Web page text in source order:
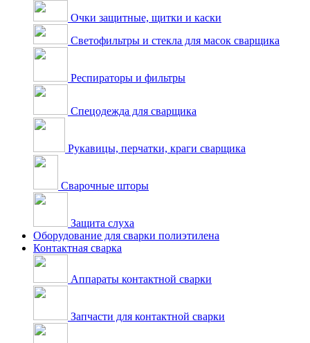
Очки защитные, щитки и каски
Светофильтры и стекла для масок сварщика
Респираторы и фильтры
Спецодежда для сварщика
Рукавицы, перчатки, краги сварщика
Сварочные шторы
Защита слуха
Оборудование для сварки полиэтилена
Контактная сварка
Аппараты контактной сварки
Запчасти для контактной сварки